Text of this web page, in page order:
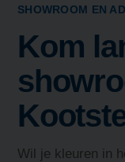
SHOWROOM EN
Kom
Wil je kleuren in